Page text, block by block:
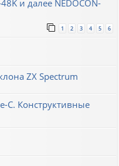
и далее NEDOCON-
1 2 3 4 5 6
ZX Spectrum
С. Конструктивные